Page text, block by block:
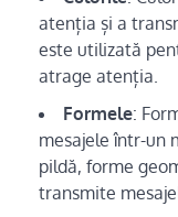
atenția și a
este utilizată
atrage atenția.
Formele:
mesajele într-un
pildă, forme
transmite